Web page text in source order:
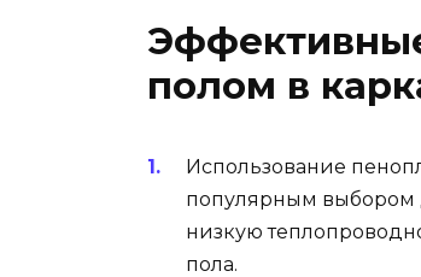
полом в
Использование
популярным выбором
низкую
пола.